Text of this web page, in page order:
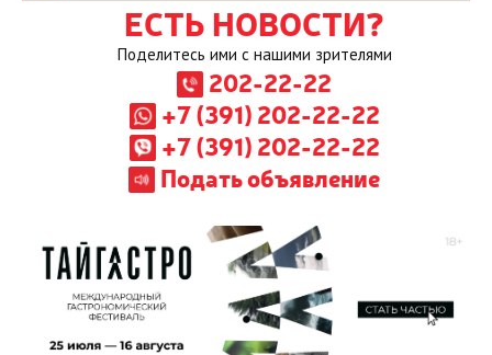
ЕСТЬ НОВОСТИ?
Поделитесь ими с нашими зрителями
202-22-22
+7 (391) 202-22-22
+7 (391) 202-22-22
Подать объявление